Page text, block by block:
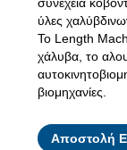
ύλες
To Length
χάλυβα, το
βιομηχανίες.
Αποστολή